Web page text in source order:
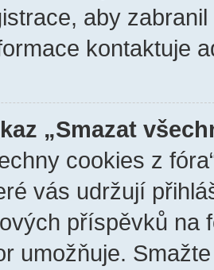
aby
kontaktuje
„Smazat
cookies z
vás udržují
příspěvků na
umožňuje.